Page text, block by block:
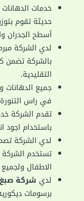
خدمات
حديثة تقوم
أسطح الجدران
لدي الشركة
بالشركة تضمن
التقليدية.
جميع الدهانات
في راس
تقدم الشركة
باستخدام اجود
لدي الشركة
تستخدم
الاطفال
لدي شركة
برسومات